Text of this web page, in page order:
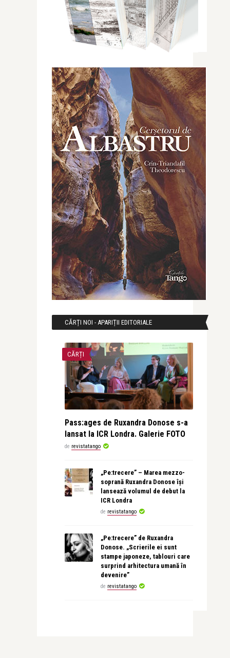
CĂRȚI NOI - APARIȚII EDITORIALE
CĂRȚI
Pass:ages de Ruxandra Donose s-a
lansat la ICR Londra. Galerie FOTO
de revistatango
„Pe:trecere” – Marea mezzo-
soprană Ruxandra Donose își
lansează volumul de debut la
ICR Londra
de revistatango
„Pe:trecere” de Ruxandra
Donose. „Scrierile ei sunt
stampe japoneze, tablouri care
surprind arhitectura umană în
devenire”
de revistatango